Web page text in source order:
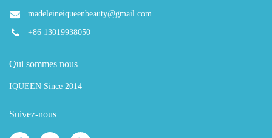
madeleineiqueenbeauty@gmail.com
+86 13019938050
Qui sommes nous
IQUEEN Since 2014
Suivez-nous